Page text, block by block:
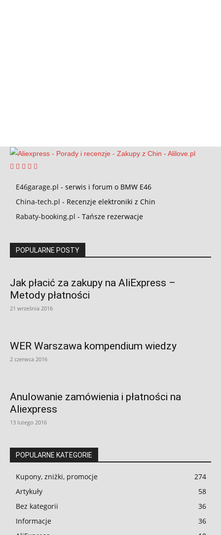
E46garage.pl - serwis i forum o BMW E46
China-tech.pl - Recenzje elektroniki z Chin
Rabaty-booking.pl - Tańsze rezerwacje
POPULARNE POSTY
Jak płacić za zakupy na AliExpress –
Metody płatności
21 września 2016
WER Warszawa kompendium wiedzy
2 czerwca 2016
Anulowanie zamówienia i płatności na
Aliexpress
13 lutego 2016
POPULARNE KATEGORIE
Kupony, zniżki, promocje
274
Artykuły
58
Bez kategorii
36
Informacje
36